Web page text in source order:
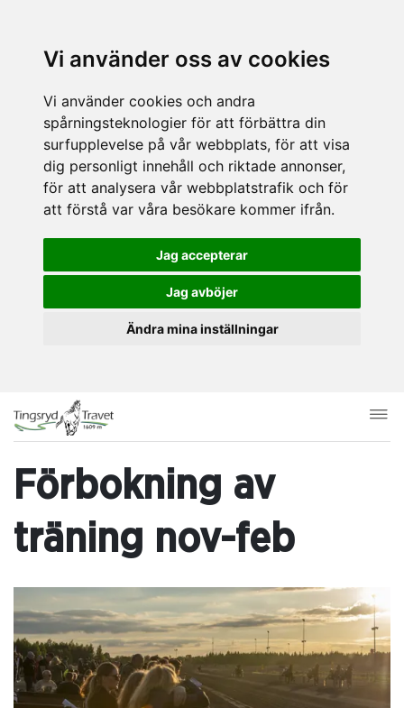
Vi använder oss av cookies
Vi använder cookies och andra
spårningsteknologier för att förbättra din
surfupplevelse på vår webbplats, för att visa
dig personligt innehåll och riktade annonser,
för att analysera vår webbplatstrafik och för
att förstå var våra besökare kommer ifrån.
Jag accepterar
Jag avböjer
Ändra mina inställningar
Förbokning av
träning nov-feb